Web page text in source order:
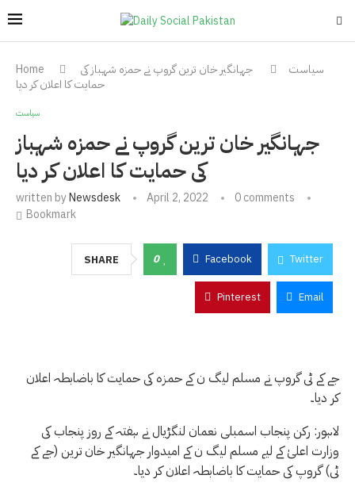
Home سیاست
جہانگیر خان ترین گروپ نے حمزہ شہباز کی
حمایت کا اعلان کر دیا
سیاست
جہانگیر خان ترین گروپ نے حمزہ شہباز
کی حمایت کا اعلان کر دیا
written byNewsdesk April 2, 2022
0 comments
Bookmark
SHARE 0 Facebook Twitter
Pinterest Email
جے کے ٹی گروپ نے مسلم لیگ ن کے حمزہ کی حمایت کا باضابطہ اعلان
کر دیا۔
لاہور: رکن پنجاب اسمبلی نعمان لنگڑیال نے ہفتہ کے روز پنجاب کی
وزارت اعلیٰ کے لیے مسلم لیگ ن کے امیدوار جہانگیر خان ترین (جے کے
ٹی) گروپ کی حمایت کا باضابطہ اعلان کر دیا۔